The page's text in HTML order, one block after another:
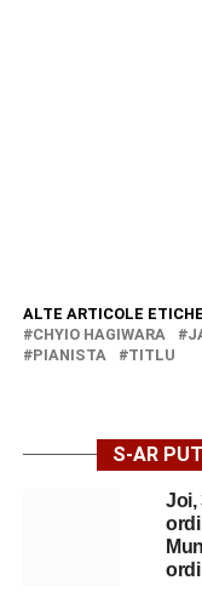
ALTE ARTICOLE
CHYIO HAGIWARA
PIANISTA
TITLU
S-AR
Joi,